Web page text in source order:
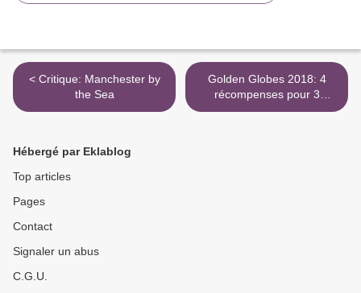
< Critique: Manchester by
the Sea
Golden Globes 2018: 4
récompenses pour 3
Billboards >
Hébergé par Eklablog
Top articles
Pages
Contact
Signaler un abus
C.G.U.